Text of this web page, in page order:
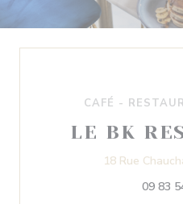
CAFÉ -
LE BK
18 Rue
09 83